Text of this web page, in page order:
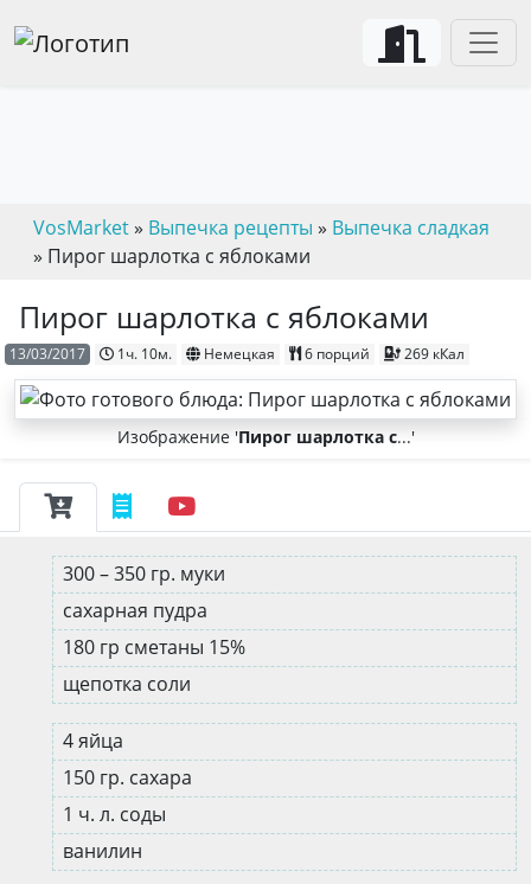
VosMarket» Выпечка рецепты » Выпечка сладкая
» Пирог шарлотка с яблоками
Пирог шарлотка с яблоками
13/03/2017 1ч. 10м. Немецкая 6 порций 269 кКал
Изображение 'Пирог шарлотка с...'
300 – 350 гр. муки
сахарная пудра
180 гр сметаны 15%
щепотка соли
4 яйца
150 гр. сахара
1 ч. л. соды
ванилин